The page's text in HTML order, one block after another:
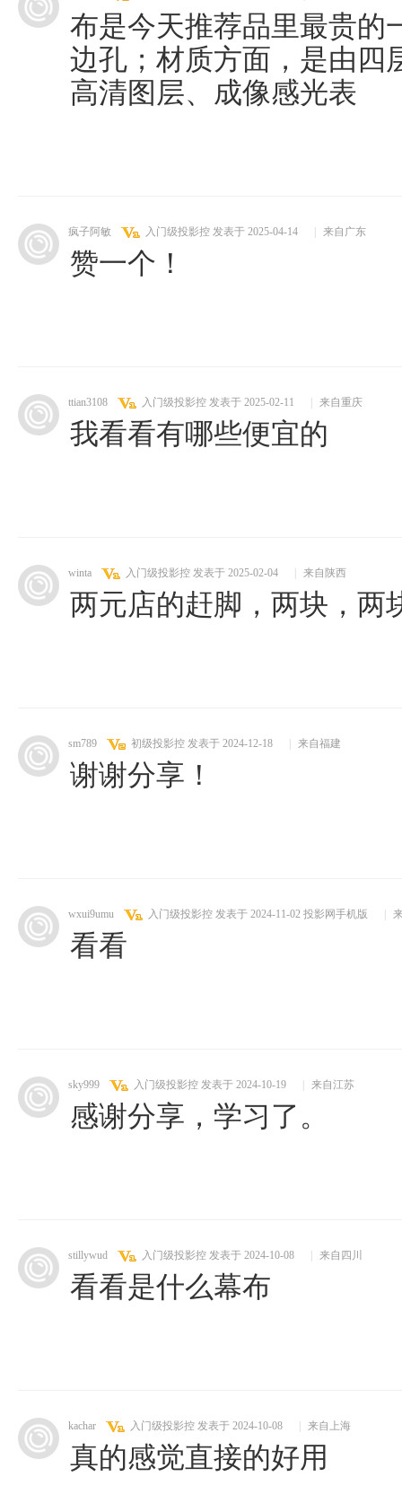
布是今天推荐品里最贵的
边孔；材质方面，是由四
高清图层、成像感光表
疯子阿敏 入门级投影控 发表于 2025-04-14 来自广东
赞一个！
ttian3108 入门级投影控 发表于 2025-02-11 来自重庆
我看看有哪些便宜的
winta 入门级投影控 发表于 2025-02-04 来自陕西
两元店的赶脚，两块，两
sm789 初级投影控 发表于 2024-12-18 来自福建
谢谢分享！
wxui9umu 入门级投影控 发表于 2024-11-02 投影网手机版
看看
sky999 入门级投影控 发表于 2024-10-19 来自江苏
感谢分享，学习了。
stillywud 入门级投影控 发表于 2024-10-08 来自四川
看看是什么幕布
kachar 入门级投影控 发表于 2024-10-08 来自上海
真的感觉直接的好用